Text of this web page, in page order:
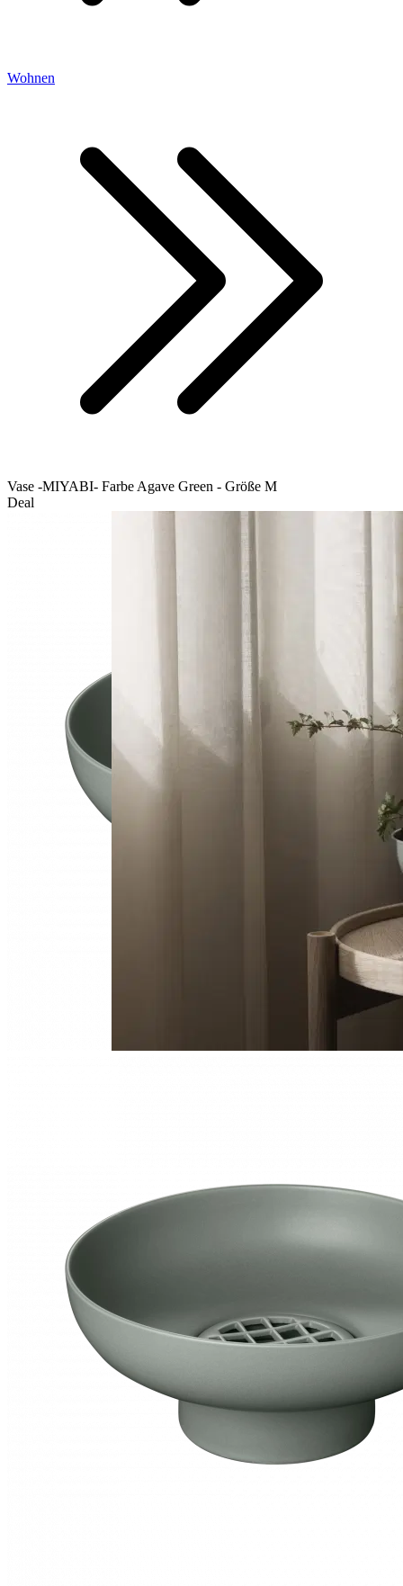
Wohnen
Vase -MIYABI- Farbe Agave Green - Größe M
Deal